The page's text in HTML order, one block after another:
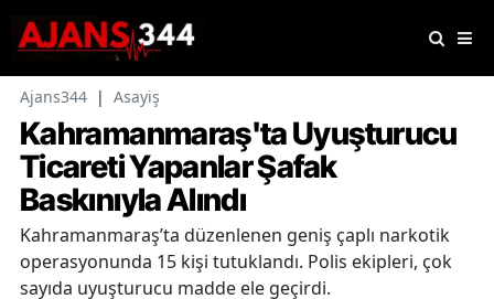
Ajans344 | Asayiş
Kahramanmaraş'ta Uyuşturucu
Ticareti Yapanlar Şafak
Baskınıyla Alındı
Kahramanmaraş’ta düzenlenen geniş çaplı narkotik
operasyonunda 15 kişi tutuklandı. Polis ekipleri, çok
sayıda uyuşturucu madde ele geçirdi.